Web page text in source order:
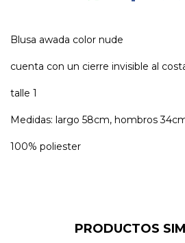
Blusa awada color nude
cuenta con un cierre invisible al
talle 1
Medidas: largo 58cm, hombros
100% poliester
PRODUCTOS